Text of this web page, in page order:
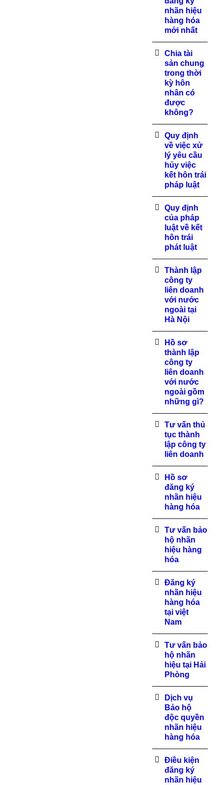
nhãn hiệu
hàng hóa
mới nhất
Chia tài
sản chung
trong thời
kỳ hôn
nhân có
được
không?
Quy định
về việc xử
lý yêu cầu
hủy việc
kết hôn trái
pháp luật
Quy định
của pháp
luật về kết
hôn trái
phát luật
Thành lập
công ty
liên doanh
với nước
ngoài tại
Hà Nội
Hồ sơ
thành lập
công ty
liên doanh
với nước
ngoài gồm
những gì?
Tư vấn thủ
tục thành
lập công ty
liên doanh
Hồ sơ
đăng ký
nhãn hiệu
hàng hóa
Tư vấn bảo
hộ nhãn
hiệu hàng
hóa
Đăng ký
nhãn hiệu
hàng hóa
tại việt
Nam
Tư vấn bảo
hộ nhãn
hiệu tại Hải
Phòng
Dịch vụ
Bảo hộ
độc quyền
nhãn hiệu
hàng hóa
Điều kiện
đăng ký
nhãn hiệu